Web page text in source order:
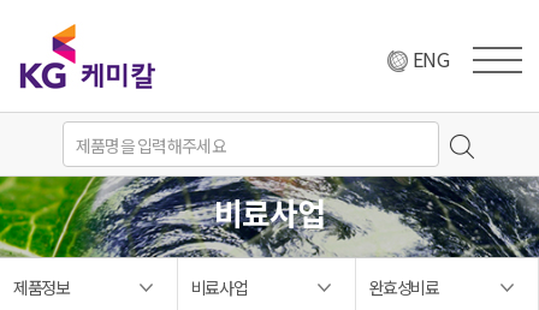
ENG
비료사업
제품정보 비료사업 완효성비료